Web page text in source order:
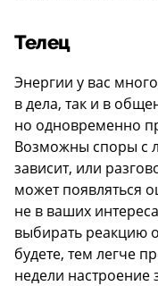
Телец
Энергии у вас
в дела, так и в
но одновременно
Возможны споры с
зависит, или
может появляться
не в ваших
выбирать реакцию
будете, тем легче
недели настроение